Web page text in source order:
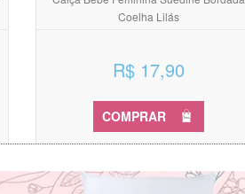
Coelha Lilás
R$ 17,90
COMPRAR